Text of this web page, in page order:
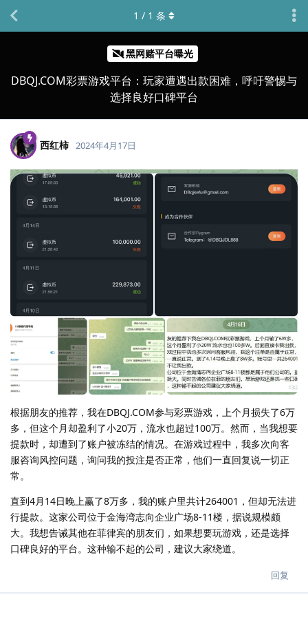
黑网赌平台曝光
DBQJ.COM彩票游戏平台：玩家遭遇出款困难，呼吁警惕与
选择良好口碑平台
1 / 1 条
西红柿 2024年4月17日
根据朋友的推荐，我在DBQJ.COM参与彩票游戏，上个月损失了6万
多，但这个月却盈利了小20万，流水也超过100万。然而，当我想要
提款时，却遭到了账户被冻结的情况。在游戏过程中，我多次向客
服咨询风控问题，询问我的投注是否正常，他们一直回复说一切正
常。
直到4月14日晚上赢了8万多，我的账户里共计264001，但却无法进
行提款。这家公司位于金海湾志向企业广场8-11楼，据说规模颇
大。我想告诫其他在菲律宾的朋友们，如果想要玩游戏，还是选择
口碑良好的平台。这种输不起的公司，建议大家绕道。
回复